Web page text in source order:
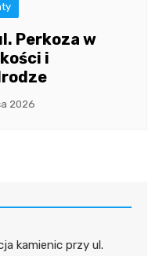
Perkoza w
i
2026
kamienic przy ul.